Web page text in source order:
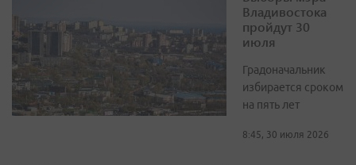
Владивостока
пройдут 30
июля
Градоначальник
избирается сроком
на пять лет
8:45, 30 июля 2026